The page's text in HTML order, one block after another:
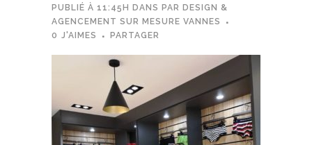
PUBLIÉ À 11:45H DANS PAR DESIGN &
AGENCEMENT SUR MESURE VANNES
0 J'AIMES PARTAGER